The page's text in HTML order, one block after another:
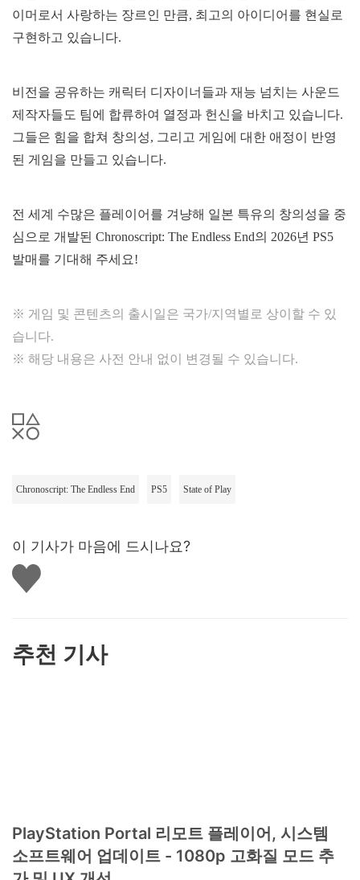
이머로서 사랑하는 장르인 만큼, 최고의 아이디어를 현실로
구현하고 있습니다.
비전을 공유하는 캐릭터 디자이너들과 재능 넘치는 사운드
제작자들도 팀에 합류하여 열정과 헌신을 바치고 있습니다.
그들은 힘을 합쳐 창의성, 그리고 게임에 대한 애정이 반영
된 게임을 만들고 있습니다.
전 세계 수많은 플레이어를 겨냥해 일본 특유의 창의성을 중
심으로 개발된 Chronoscript: The Endless End의 2026년 PS5
발매를 기대해 주세요!
※ 게임 및 콘텐츠의 출시일은 국가/지역별로 상이할 수 있
습니다.
※ 해당 내용은 사전 안내 없이 변경될 수 있습니다.
Chronoscript: The Endless End PS5 State of Play
이 기사가 마음에 드시나요?
좋
아
추천 기사
PlayStation Portal 리모트 플레이어, 시스템
소프트웨어 업데이트 - 1080p 고화질 모드 추